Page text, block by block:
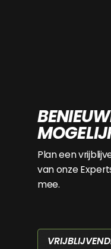
Plan een
van onze
mee.